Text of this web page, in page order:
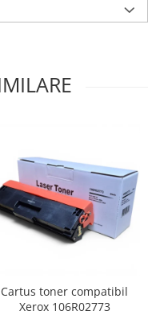
Cartus toner compatibil
Xerox 106R02773